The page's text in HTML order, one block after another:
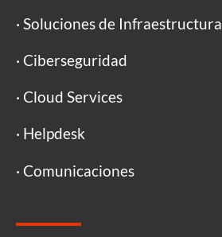
· Soluciones de Infraestructura
· Ciberseguridad
· Cloud Services
· Helpdesk
· Comunicaciones